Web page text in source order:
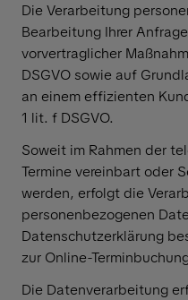
Die Verarbeitung
Bearbeitung Ihrer
vorvertraglicher
DSGVO sowie auf
an einem effizienten
1 lit. f DSGVO.
Soweit im Rahmen der
Termine vereinbart oder
werden, erfolgt die
personenbezogenen
Datenschutzerklärung
zur Online-
Die Datenverarbeitung